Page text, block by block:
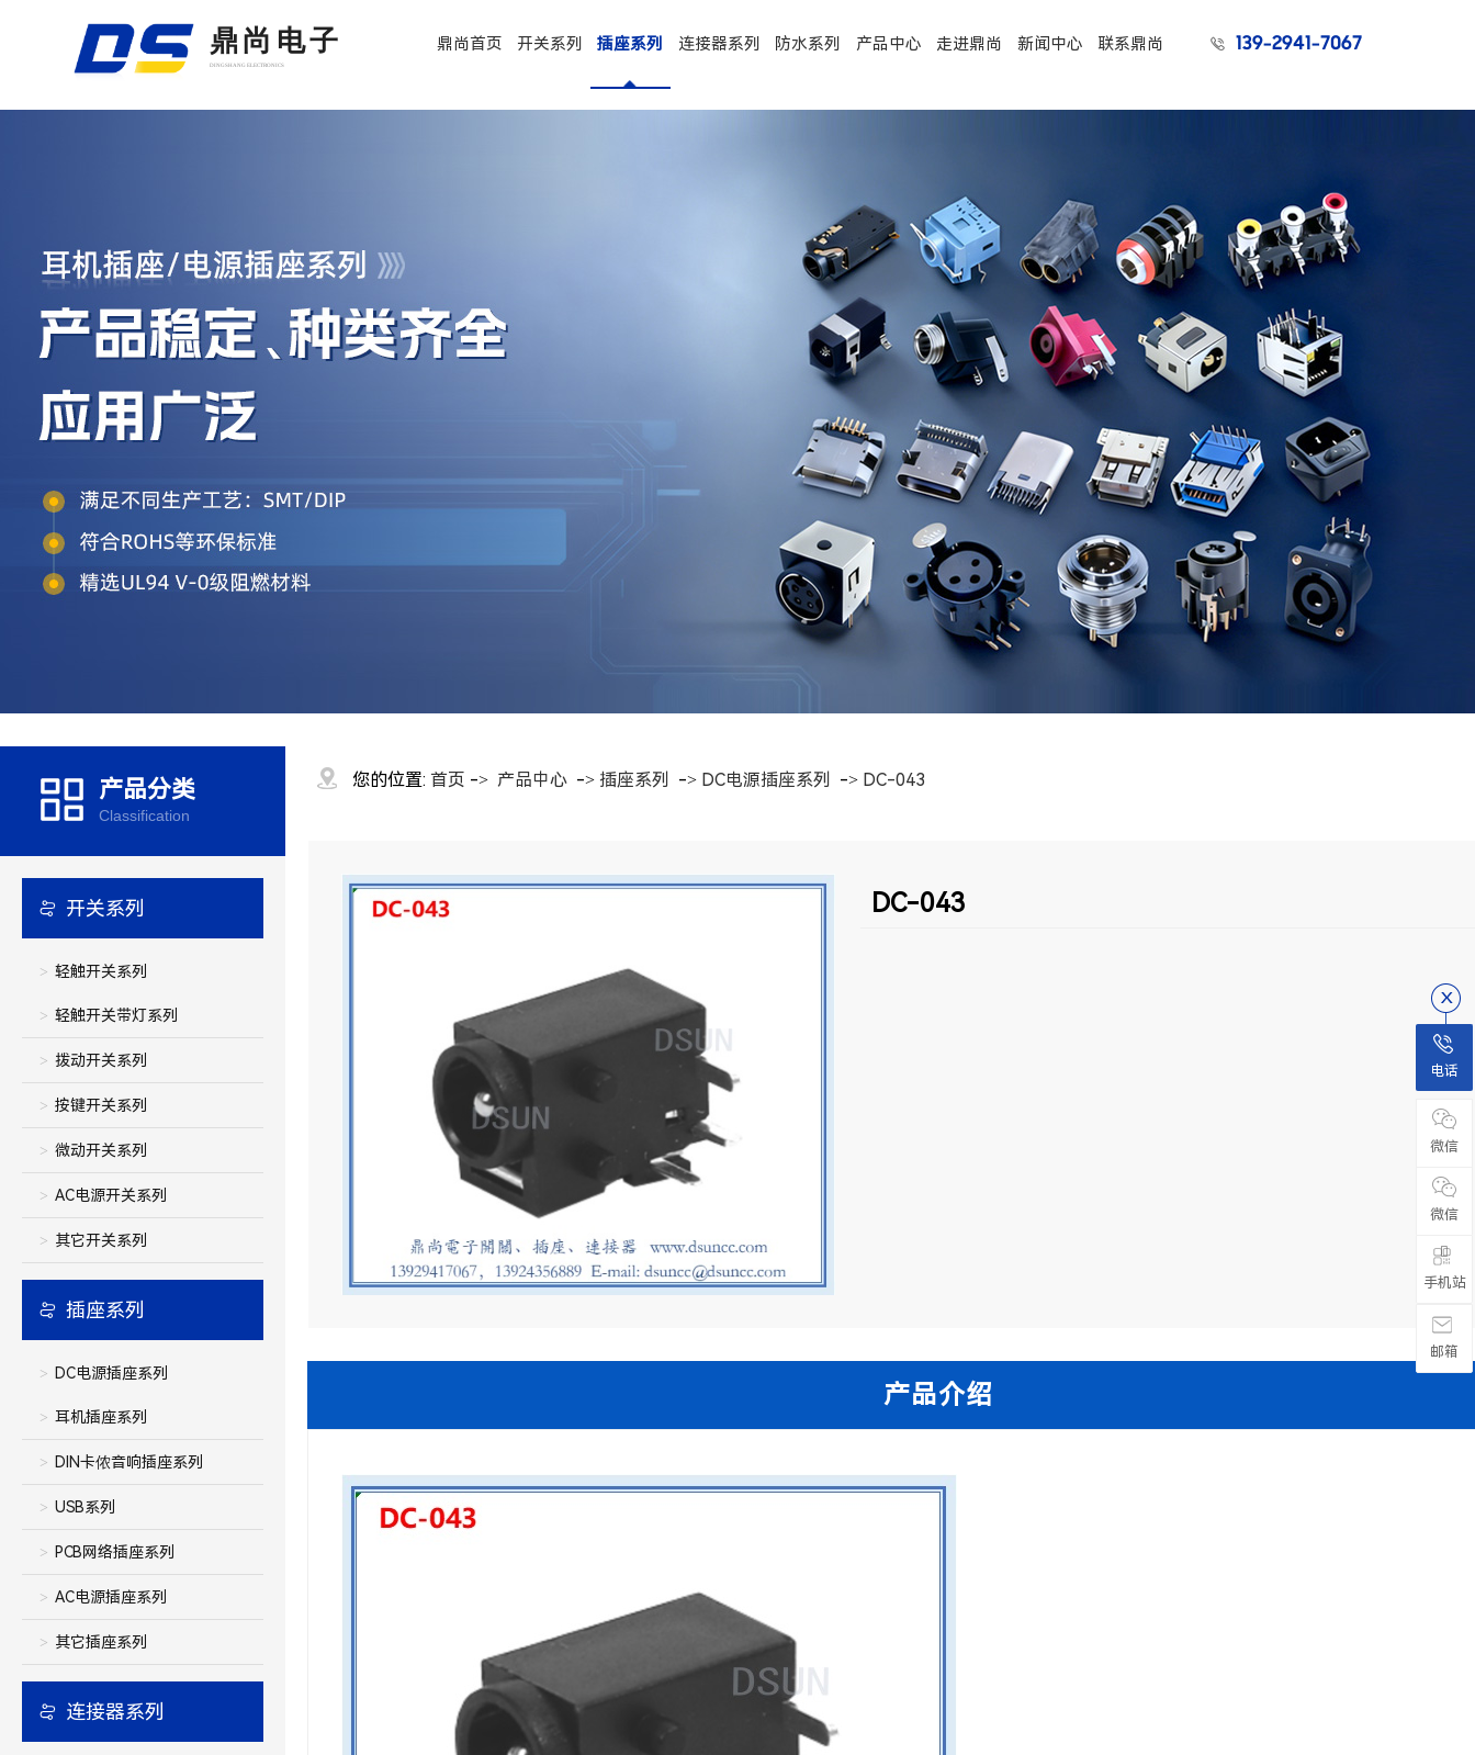
鼎尚电子
DINGSHANG ELECTRONICS
鼎尚首页 开关系列 插座系列 连接器系列 防水系列 产品中心 走进鼎尚 新闻中心 联系鼎尚  139-2941-7067
产品分类
Classification
开关系列
轻触开关系列
轻触开关带灯系列
拨动开关系列
按键开关系列
微动开关系列
AC电源开关系列
其它开关系列
插座系列
DC电源插座系列
耳机插座系列
DIN卡侬音响插座系列
USB系列
PCB网络插座系列
AC电源插座系列
其它插座系列
连接器系列
您的位置: 首页 -> 产品中心 -> 插座系列 -> DC电源插座系列 -> DC-043
DC-043
电话
微信
微信

手机站
邮箱